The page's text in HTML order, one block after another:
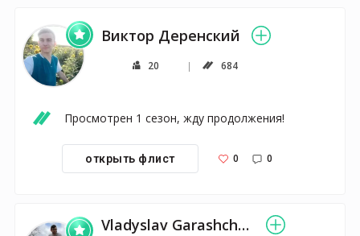
Виктор Деренский
20 684
Просмотрен 1 сезон, жду продолжения!
открыть флист 0 0
Vladyslav Garashchenko